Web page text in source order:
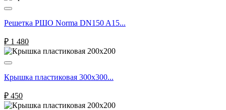
Решетка РШО Norma DN150 A15...
₽ 1 480
Крышка пластиковая 300х300...
₽ 450